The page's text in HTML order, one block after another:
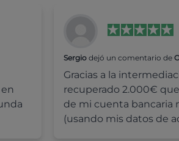
Sergiodejó un comentario de
Gracias a la
recuperado 2.000€
de mi cuenta bancaria
(usando mis datos de